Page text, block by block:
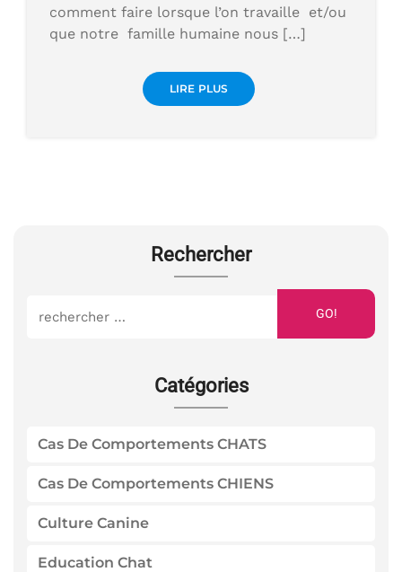
comment faire lorsque l’on travaille et/ou
que notre famille humaine nous […]
LIRE PLUS
Rechercher
GO!
Catégories
Cas De Comportements CHATS
Cas De Comportements CHIENS
Culture Canine
Education Chat